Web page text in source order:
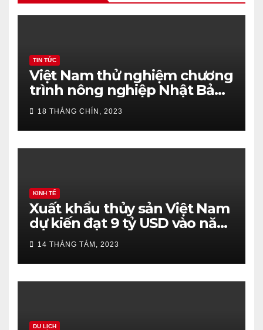
TIN TỨC
Việt Nam thử nghiệm chương
trình nông nghiệp Nhật Bản
ở trường trung học
18 THÁNG CHÍN, 2023
KINH TẾ
Xuất khẩu thủy sản Việt Nam
dự kiến đạt 9 tỷ USD vào năm
2023
14 THÁNG TÁM, 2023
DU LỊCH